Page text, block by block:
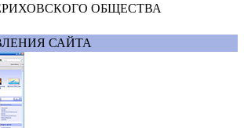
ОБЩЕСТВА
САЙТА